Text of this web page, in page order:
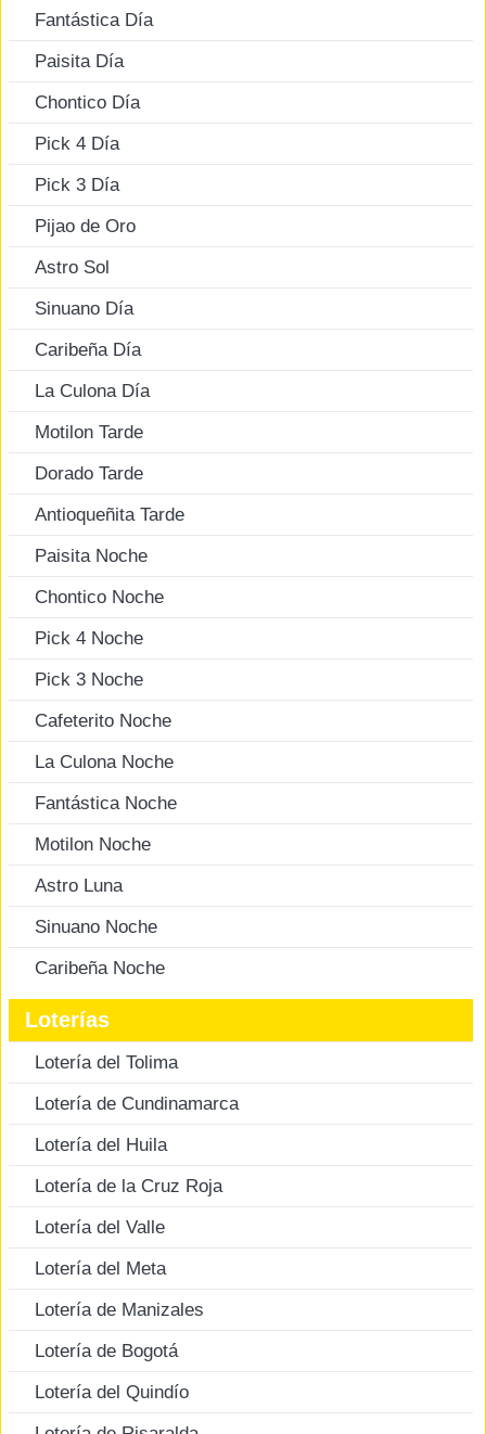
Fantástica Día
Paisita Día
Chontico Día
Pick 4 Día
Pick 3 Día
Pijao de Oro
Astro Sol
Sinuano Día
Caribeña Día
La Culona Día
Motilon Tarde
Dorado Tarde
Antioqueñita Tarde
Paisita Noche
Chontico Noche
Pick 4 Noche
Pick 3 Noche
Cafeterito Noche
La Culona Noche
Fantástica Noche
Motilon Noche
Astro Luna
Sinuano Noche
Caribeña Noche
Loterías
Lotería del Tolima
Lotería de Cundinamarca
Lotería del Huila
Lotería de la Cruz Roja
Lotería del Valle
Lotería del Meta
Lotería de Manizales
Lotería de Bogotá
Lotería del Quindío